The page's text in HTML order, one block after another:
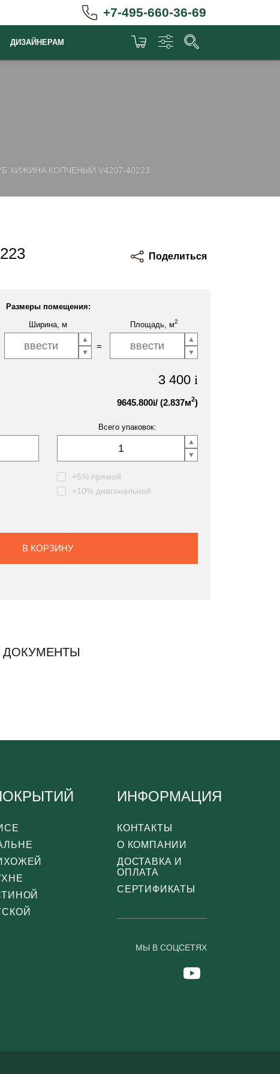
+7-495-660-36-69
ДИЗАЙНЕРАМ
ХИЖИНА КОПЧЕНЫЙ V4207-40223
Поделиться
Размеры помещения:
Ширина, м Площадь, м2
3 400 i
9645.800i/ (2.837м2)
Всего упаковок:
+5% прямой
+10% диагональной
В КОРЗИНУ
ИНФОРМАЦИЯ
КОНТАКТЫ
О КОМПАНИИ
ДОСТАВКА И
ОПЛАТА
СЕРТИФИКАТЫ
МЫ В СОЦСЕТЯХ